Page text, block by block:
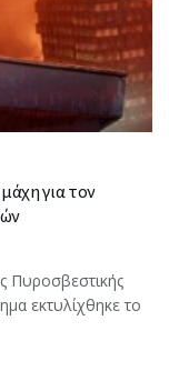
για τον
Πυροσβεστικής
εκτυλίχθηκε το